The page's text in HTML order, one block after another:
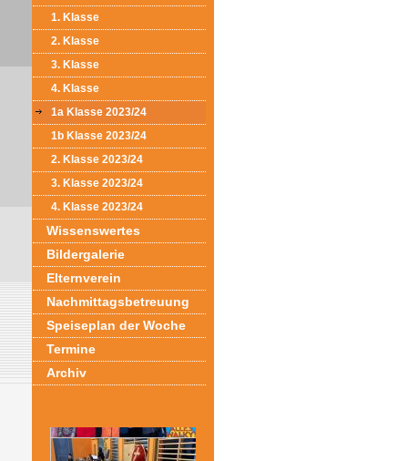
1. Klasse
2. Klasse
3. Klasse
4. Klasse
1a Klasse 2023/24
1b Klasse 2023/24
2. Klasse 2023/24
3. Klasse 2023/24
4. Klasse 2023/24
Wissenswertes
Bildergalerie
Elternverein
Nachmittagsbetreuung
Speiseplan der Woche
Termine
Archiv